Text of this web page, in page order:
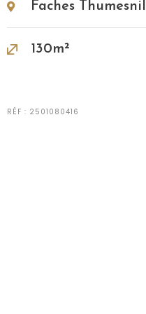
Faches Thumesnil
130m²
RÉF : 2501080416